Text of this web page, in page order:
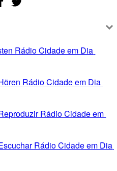
Rádio Cidade em Dia
Rádio Cidade em Dia
Rádio Cidade em
Rádio Cidade em Dia